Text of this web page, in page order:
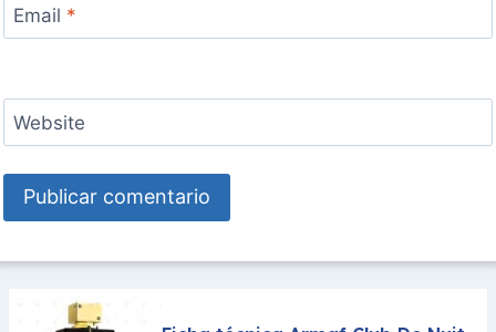
Email *
Website